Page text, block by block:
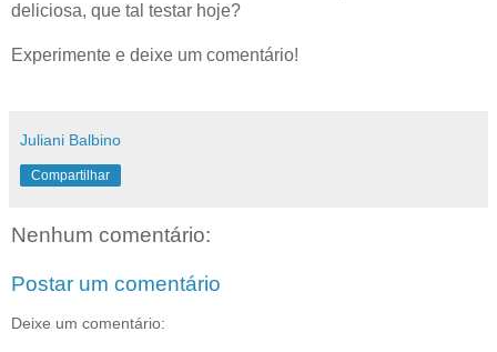
deliciosa, que tal testar hoje?
Experimente e deixe um comentário!
Juliani Balbino
Compartilhar
Nenhum comentário:
Postar um comentário
Deixe um comentário: